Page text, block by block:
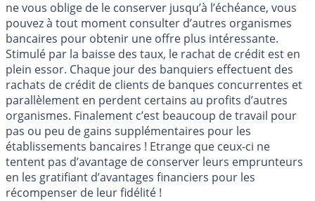
ne vous oblige de le conserver jusqu’à l’échéance, vous
pouvez à tout moment consulter d’autres organismes
bancaires pour obtenir une offre plus intéressante.
Stimulé par la baisse des taux, le rachat de crédit est en
plein essor. Chaque jour des banquiers effectuent des
rachats de crédit de clients de banques concurrentes et
parallèlement en perdent certains au profits d’autres
organismes. Finalement c’est beaucoup de travail pour
pas ou peu de gains supplémentaires pour les
établissements bancaires ! Etrange que ceux-ci ne
tentent pas d’avantage de conserver leurs emprunteurs
en les gratifiant d’avantages financiers pour les
récompenser de leur fidélité !